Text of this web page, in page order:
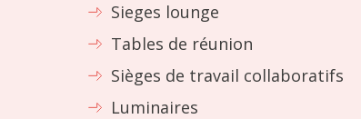
Sieges lounge
Tables de réunion
Sièges de travail collaboratifs
Luminaires